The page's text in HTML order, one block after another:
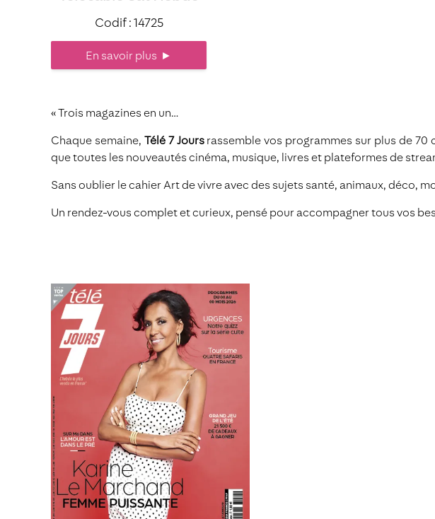
Codif : 14725
En savoir plus ►
« Trois magazines en un…
Chaque semaine, Télé 7 Joursrassemble vos programmes sur plus de 70
que toutes les nouveautés cinéma, musique, livres et plateformes de
Sans oublier le cahier Art de vivre avec des sujets santé, animaux, déco,
Un rendez-vous complet et curieux, pensé pour accompagner tous vos